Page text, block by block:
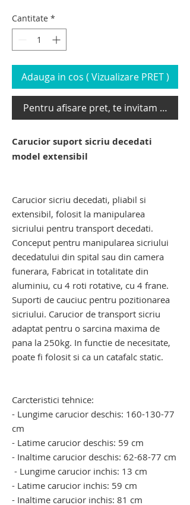
Cantitate *
Adauga in cos ( Vizualizare PRET )
Pentru afisare pret, te invitam sa te
Carucior suport sicriu decedati
model extensibil
Carucior sicriu decedati, pliabil si
extensibil, folosit la manipularea
sicriului pentru transport decedati.
Conceput pentru manipularea sicriului
decedatului din spital sau din camera
funerara, Fabricat in totalitate din
aluminiu, cu 4 roti rotative, cu 4 frane.
Suporti de cauciuc pentru pozitionarea
sicriului. Carucior de transport sicriu
adaptat pentru o sarcina maxima de
pana la 250kg. In functie de necesitate,
poate fi folosit si ca un catafalc static.
Carcteristici tehnice:
- Lungime carucior deschis: 160-130-77
cm
- Latime carucior deschis: 59 cm
- Inaltime carucior deschis: 62-68-77 cm
- Lungime carucior inchis: 13 cm
- Latime carucior inchis: 59 cm
- Inaltime carucior inchis: 81 cm